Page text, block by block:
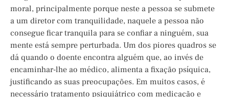
moral, principalmente porque neste a pessoa se submete
a um diretor com tranquilidade, naquele a pessoa não
consegue ficar tranquila para se confiar a ninguém, sua
mente está sempre perturbada. Um dos piores quadros se
dá quando o doente encontra alguém que, ao invés de
encaminhar-lhe ao médico, alimenta a fixação psíquica,
justificando as suas preocupações. Em muitos casos, é
necessário tratamento psiquiátrico com medicação e